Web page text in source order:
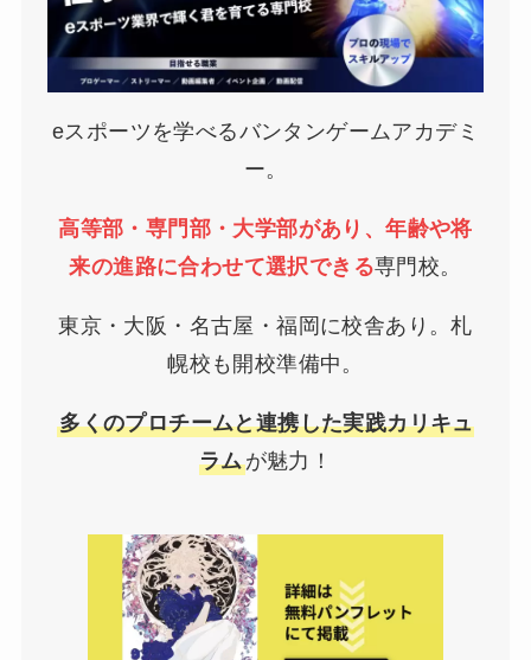
eスポーツを学べるバンタンゲームアカデミ
ー。
高等部・専門部・大学部があり、年齢や将
来の進路に合わせて選択できる専門校。
東京・大阪・名古屋・福岡に校舎あり。札
幌校も開校準備中。
多くのプロチームと連携した実践カリキュ
ラムが魅力！